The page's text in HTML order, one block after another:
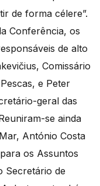
de forma célere”.
Conferência, os
de alto
Comissário
e Peter
geral das
se ainda
António Costa
os Assuntos
Secretário de